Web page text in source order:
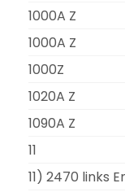
1000A Z
1000A Z
1000Z
1020A Z
1090A Z
11
11) 2470 links